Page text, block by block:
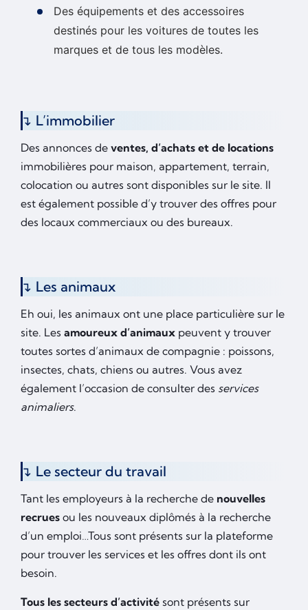
Des équipements et des accessoires
destinés pour les voitures de toutes les
marques et de tous les modèles.
L’immobilier
Des annonces de ventes, d’achats et de locations
immobilières pour maison, appartement, terrain,
colocation ou autres sont disponibles sur le site. Il
est également possible d’y trouver des offres pour
des locaux commerciaux ou des bureaux.
Les animaux
Eh oui, les animaux ont une place particulière sur le
site. Les amoureux d’animaux peuvent y trouver
toutes sortes d’animaux de compagnie : poissons,
insectes, chats, chiens ou autres. Vous avez
également l’occasion de consulter des services
animaliers.
Le secteur du travail
Tant les employeurs à la recherche de nouvelles
recrues ou les nouveaux diplômés à la recherche
d’un emploi…Tous sont présents sur la plateforme
pour trouver les services et les offres dont ils ont
besoin.
Tous les secteurs d’activité sont présents sur